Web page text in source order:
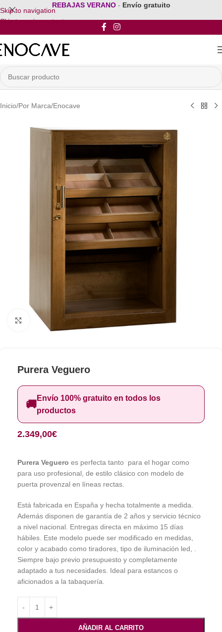
Skip to navigation
Skip to main content
REBAJAS VERANO - Envío gratuito
Inicio/Por Marca/Enocave
Clic para ampliar
Purera Veguero
🚚Envío 100% gratuito en todos los
productos
2.349,00€
Purera Veguero es perfecta tanto para el hogar como
para uso profesional, de estilo clásico con modelo de
puerta provenzal en líneas rectas.
Está fabricada en España y hecha totalmente a medida.
Además disponen de garantía de 2 años y servicio técnico
a nivel nacional. Entregas directa en máximo 15 días
hábiles. Este modelo puede ser modificado en medidas,
color y acabado como tiradores, tipo de iluminación led, .
Siempre bajo previo presupuesto y completamente
adaptado a tus necesidades. Ideal para estancos o
aficionados a la tabaquería.
AÑADIR AL CARRITO